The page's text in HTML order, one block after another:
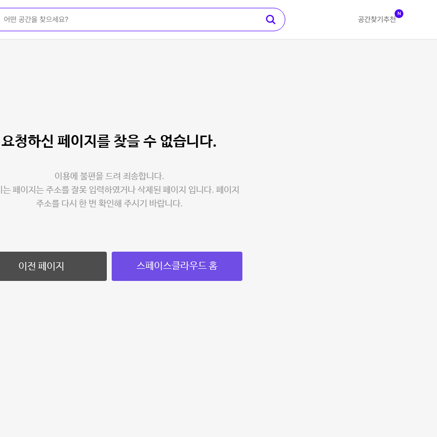
공간찾기 추천
N
요청하신 페이지를 찾을 수 없습니다.
이용에 불편을 드려 죄송합니다.
는 페이지는 주소를 잘못 입력하였거나 삭제된 페이지 입니다. 페이지
주소를 다시 한 번 확인해 주시기 바랍니다.
이전 페이지 스페이스클라우드 홈